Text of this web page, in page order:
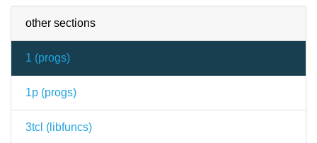
other sections
1 (progs)
1p (progs)
3tcl ( libfuncs)